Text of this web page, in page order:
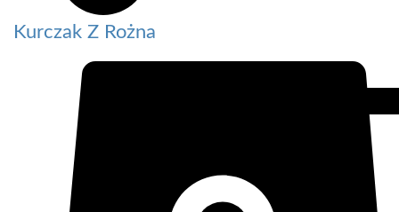
Kurczak Z Rożna